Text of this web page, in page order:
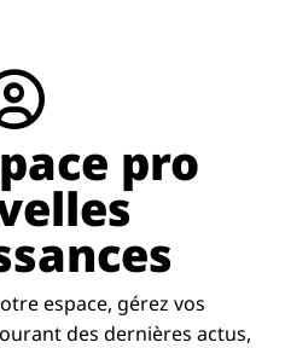
pro
espace, gérez vos
des dernières actus,